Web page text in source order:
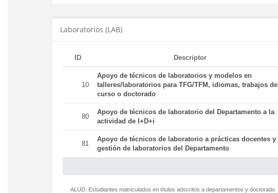
Laboratorios (LAB)
ID Descriptor
10
Apoyo de técnicos de laboratorios y modelos en
talleres/laboratorios para TFG/TFM, idiomas, trabajos de
curso o doctorado
80
Apoyo de técnicos de laboratorio del Departamento a la
actividad de I+D+i
81
Apoyo de técnicos de laboratorio a prácticas docentes y
gestión de laboratorios del Departamento
ALUD: Estudiantes matriculados en títulos adscritos a departamentos y doctorado